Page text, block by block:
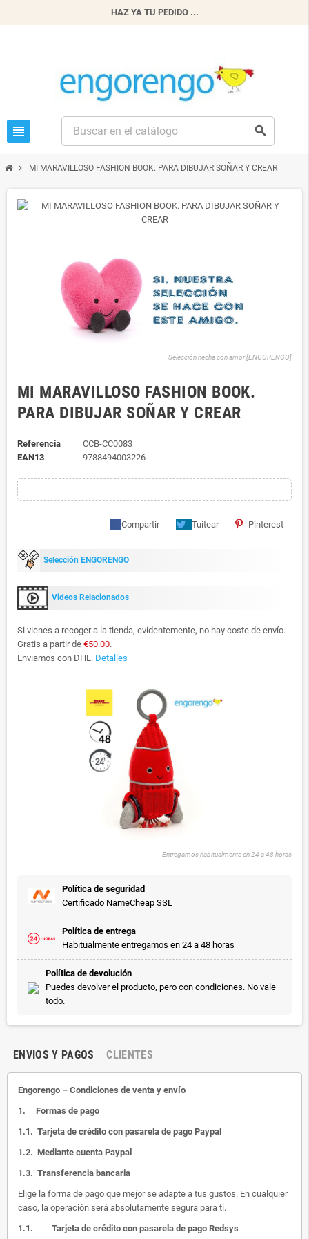
HAZ YA TU PEDIDO ...
view_headline search
chevron_right MI MARAVILLOSO FASHION BOOK. PARA DIBUJAR SOÑAR Y CREAR
Selección hecha con amor [ENGORENGO]
MI MARAVILLOSO FASHION BOOK.
PARA DIBUJAR SOÑAR Y CREAR
Referencia
CCB-CC0083
EAN13
9788494003226
Compartir Tuitear Pinterest
Selección ENGORENGO
Videos Relacionados
Si vienes a recoger a la tienda, evidentemente, no hay coste de envío.
Gratis a partir de €50.00.
Enviamos con DHL. Detalles
Entregamos habitualmente en 24 a 48 horas
Política de seguridad
Certificado NameCheap SSL
Política de entrega
Habitualmente entregamos en 24 a 48 horas
Política de devolución
Puedes devolver el producto, pero con condiciones. No vale
todo.
ENVIOS Y PAGOS CLIENTES
Engorengo – Condiciones de venta y envío
1. Formas de pago
1.1. Tarjeta de crédito con pasarela de pago Paypal
1.2. Mediante cuenta Paypal
1.3. Transferencia bancaria
Elige la forma de pago que mejor se adapte a tus gustos. En cualquier
caso, la operación será absolutamente segura para ti.
1.1. Tarjeta de crédito con pasarela de pago Redsys